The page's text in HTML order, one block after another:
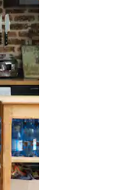
та гортання.